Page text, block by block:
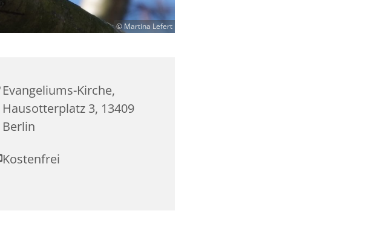
© Martina Lefert
Evangeliums-Kirche,
Hausotterplatz 3, 13409
Berlin
Kostenfrei